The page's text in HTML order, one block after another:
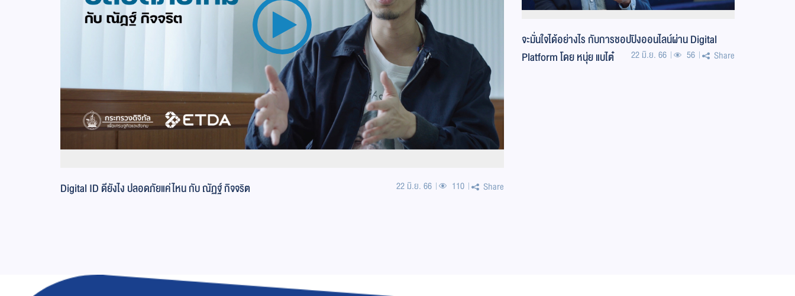
Digital ID ดียังไง ปลอดภัยแค่ไหน กับ ณัฏฐ์ กิจจริต 22 มิ.ย. 66 110 Share
จะมั่นใจได้อย่างไร กับการชอปปิงออนไลน์ผ่าน Digital
Platform โดย หนุ่ย แบไต๋
22 มิ.ย. 66 56 Share